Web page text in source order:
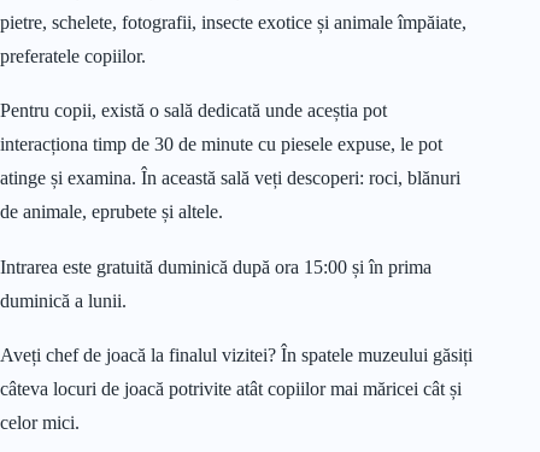
pietre, schelete, fotografii, insecte exotice și animale împăiate,
preferatele copiilor.
Pentru copii, există o sală dedicată unde aceștia pot
interacționa timp de 30 de minute cu piesele expuse, le pot
atinge și examina. În această sală veți descoperi: roci, blănuri
de animale, eprubete și altele.
Intrarea este gratuită duminică după ora 15:00 și în prima
duminică a lunii.
Aveți chef de joacă la finalul vizitei? În spatele muzeului găsiți
câteva locuri de joacă potrivite atât copiilor mai măricei cât și
celor mici.